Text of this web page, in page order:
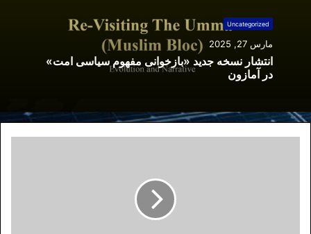
Uncategorized
مارس 27, 2025
انتشار نسخه جدید «بازخوانی مفهوم سیاسی امت»
در آمازون